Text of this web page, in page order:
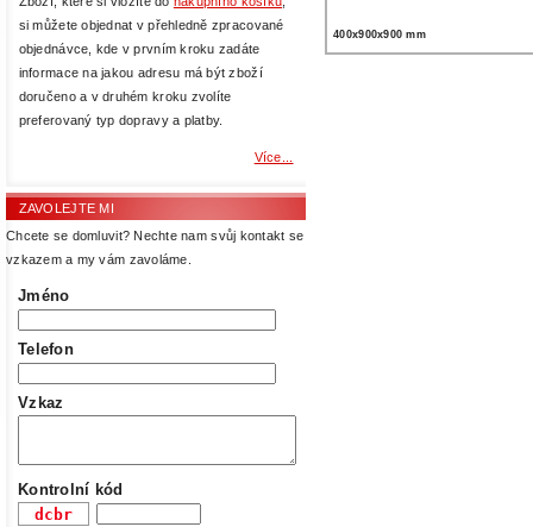
si můžete objednat v přehledně zpracované
objednávce, kde v prvním kroku zadáte
informace na jakou adresu má být zboží
doručeno a v druhém kroku zvolíte
preferovaný typ dopravy a platby.
Více...
ZAVOLEJTE MI
Chcete se domluvit? Nechte nam svůj kontakt se
vzkazem a my vám zavoláme.
Jméno
Telefon
Vzkaz
Kontrolní kód
400x900x900 mm